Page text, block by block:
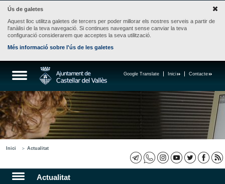
Ús de galetes
Aquest lloc utilitza galetes de tercers per poder millorar els nostres serveis a partir de
l'anàlisi de la teva navegació. Si continues navegant sense canviar la teva
configuració considerarem que acceptes la seva utilització.
Més informació sobre l'ús de les galetes
Contacte
Inici
Google Translate
Inici Actualitat
Actualitat